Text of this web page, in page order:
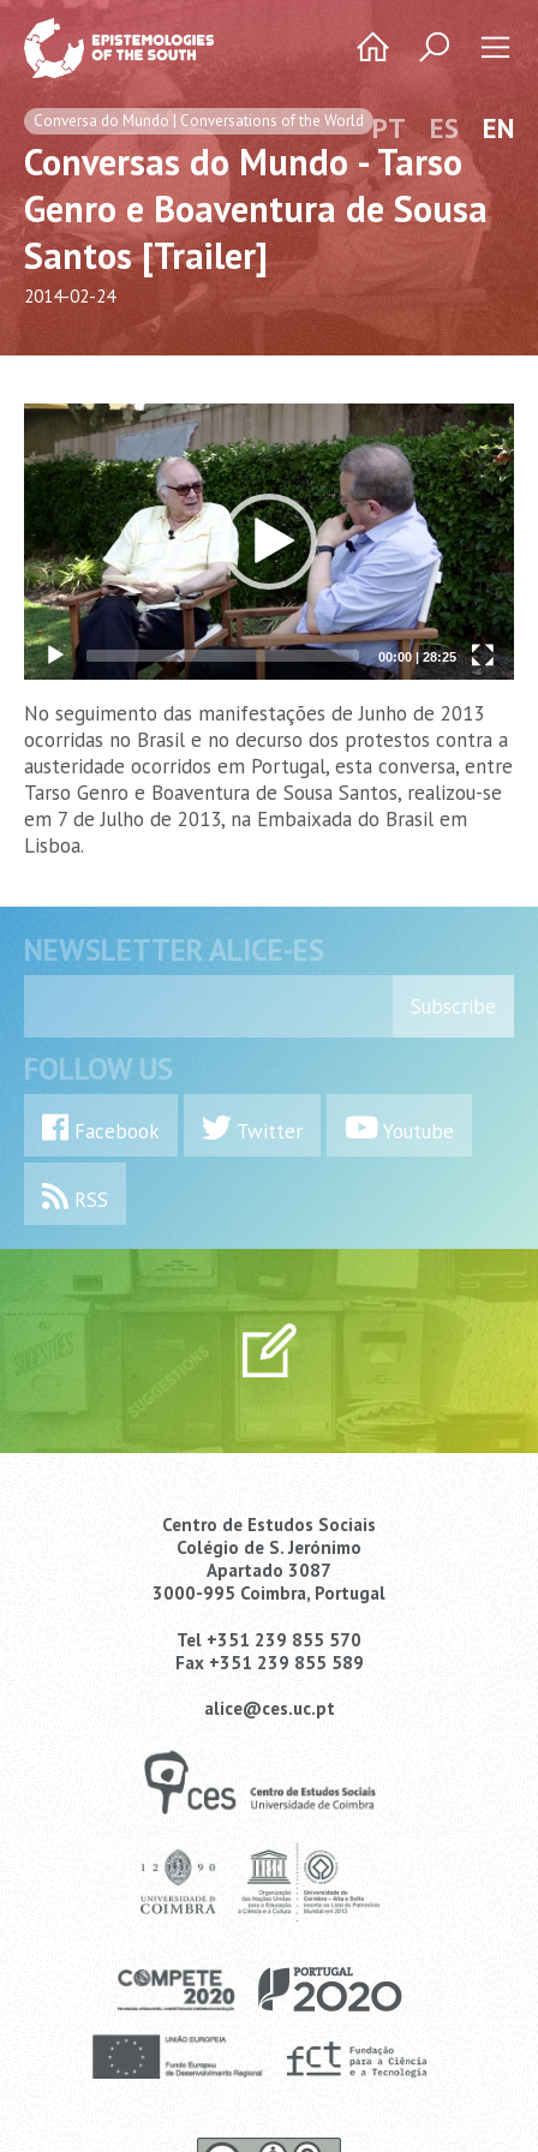
PT ES EN
Conversa do Mundo | Conversations of the World
Conversas do Mundo - Tarso
Genro e Boaventura de Sousa
Santos [Trailer]
2014-02-24
Video
Player
00:00|28:25
No seguimento das manifestações de Junho de 2013
ocorridas no Brasil e no decurso dos protestos contra a
austeridade ocorridos em Portugal, esta conversa, entre
Tarso Genro e Boaventura de Sousa Santos, realizou-se
em 7 de Julho de 2013, na Embaixada do Brasil em
Lisboa.
NEWSLETTER ALICE-ES
Subscribe
FOLLOW US
Facebook Twitter Youtube
RSS
Centro de Estudos Sociais
Colégio de S. Jerónimo
Apartado 3087
3000-995 Coimbra, Portugal
Tel +351 239 855 570
Fax +351 239 855 589
alice@ces.uc.pt